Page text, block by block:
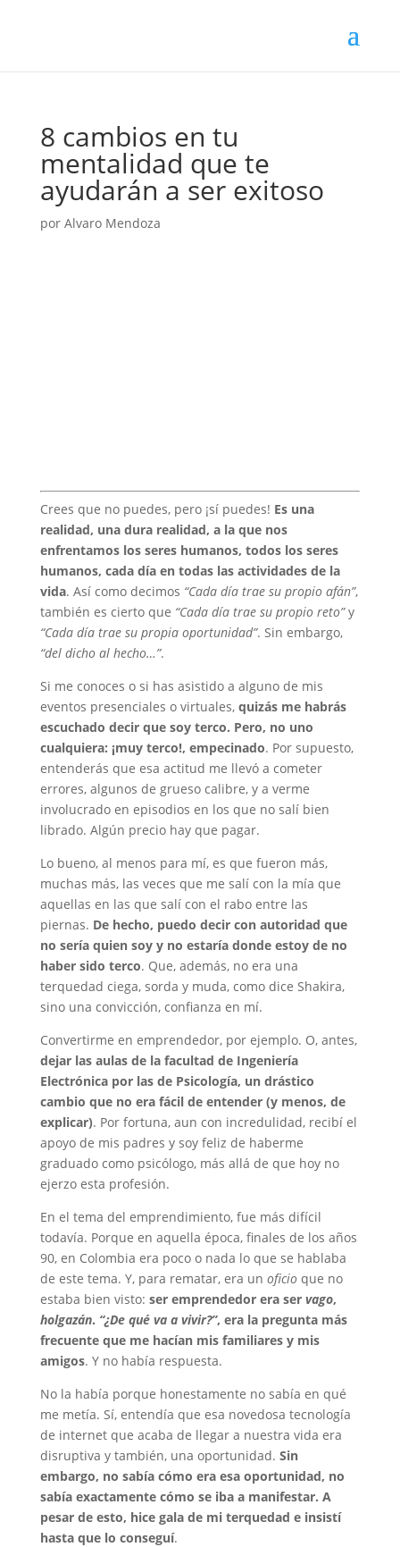
8 cambios en tu
mentalidad que te
ayudarán a ser exitoso
por Alvaro Mendoza
Crees que no puedes, pero ¡sí puedes! Es una
realidad, una dura realidad, a la que nos
enfrentamos los seres humanos, todos los seres
humanos, cada día en todas las actividades de la
vida. Así como decimos “Cada día trae su propio afán”,
también es cierto que “Cada día trae su propio reto”y
“Cada día trae su propia oportunidad”. Sin embargo,
“del dicho al hecho…”.
Si me conoces o si has asistido a alguno de mis
eventos presenciales o virtuales, quizás me habrás
escuchado decir que soy terco. Pero, no uno
cualquiera: ¡muy terco!, empecinado. Por supuesto,
entenderás que esa actitud me llevó a cometer
errores, algunos de grueso calibre, y a verme
involucrado en episodios en los que no salí bien
librado. Algún precio hay que pagar.
Lo bueno, al menos para mí, es que fueron más,
muchas más, las veces que me salí con la mía que
aquellas en las que salí con el rabo entre las
piernas. De hecho, puedo decir con autoridad que
no sería quien soy y no estaría donde estoy de no
haber sido terco. Que, además, no era una
terquedad ciega, sorda y muda, como dice Shakira,
sino una convicción, confianza en mí.
Convertirme en emprendedor, por ejemplo. O, antes,
dejar las aulas de la facultad de Ingeniería
Electrónica por las de Psicología, un drástico
cambio que no era fácil de entender (y menos, de
explicar). Por fortuna, aun con incredulidad, recibí el
apoyo de mis padres y soy feliz de haberme
graduado como psicólogo, más allá de que hoy no
ejerzo esta profesión.
En el tema del emprendimiento, fue más difícil
todavía. Porque en aquella época, finales de los años
90, en Colombia era poco o nada lo que se hablaba
de este tema. Y, para rematar, era un oficioque no
estaba bien visto: ser emprendedor era ser vago,
holgazán. “¿De qué va a vivir?”, era la pregunta más
frecuente que me hacían mis familiares y mis
amigos. Y no había respuesta.
No la había porque honestamente no sabía en qué
me metía. Sí, entendía que esa novedosa tecnología
de internet que acaba de llegar a nuestra vida era
disruptiva y también, una oportunidad. Sin
embargo, no sabía cómo era esa oportunidad, no
sabía exactamente cómo se iba a manifestar. A
pesar de esto, hice gala de mi terquedad e insistí
hasta que lo conseguí.